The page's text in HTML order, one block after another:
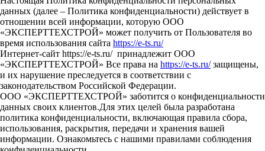
данных (далее – Политика конфиденциальности) действует в
отношении всей информации, которую ООО
«ЭКСПЕРТТЕХСТРОЙ» может получить от Пользователя во
время использования сайта https://e-ts.ru/
Интернет-сайт https://e-ts.ru/ принадлежит ООО
«ЭКСПЕРТТЕХСТРОЙ» Все права на https://e-ts.ru/защищены,
и их нарушение преследуется в соответствии с
законодательством Российской Федерации.
ООО «ЭКСПЕРТТЕХСТРОЙ» заботится о конфиденциальности
данных своих клиентов.Для этих целей была разработана
политика конфиденциальности, включающая правила сбора,
использования, раскрытия, передачи и хранения вашей
информации. Ознакомьтесь с нашими правилами соблюдения